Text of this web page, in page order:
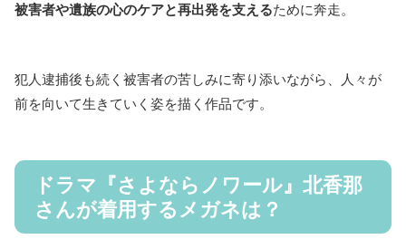
被害者や遺族の心のケアと再出発を支えるために奔走。
犯人逮捕後も続く被害者の苦しみに寄り添いながら、人々が
前を向いて生きていく姿を描く作品です。
ドラマ『さよならノワール』北香那
さんが着用するメガネは？